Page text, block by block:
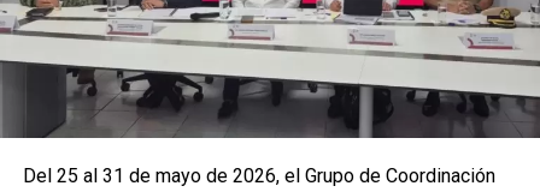
Del 25 al 31 de mayo de 2026, el Grupo de Coordinación